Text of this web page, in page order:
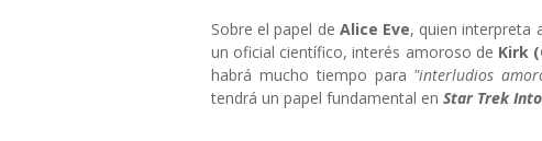
Sobre el papel de Alice Eve, quien interpreta
un oficial científico, interés amoroso de Kirk
habrá mucho tiempo para "interludios
tendrá un papel fundamental en Star Trek